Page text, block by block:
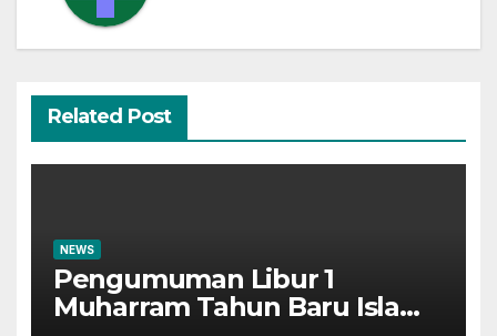
Related Post
NEWS
Pengumuman Libur 1
Muharram Tahun Baru Islam